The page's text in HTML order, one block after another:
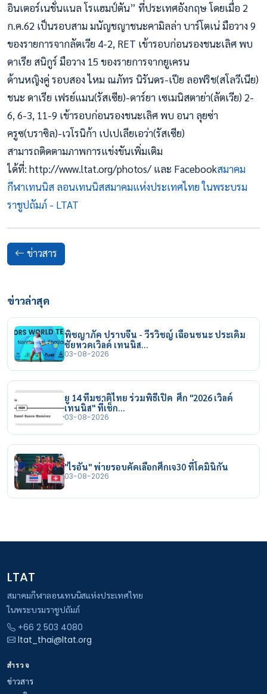
อินเตอร์เนชั่นแนล โรแฮมป์ตัน” ที่ประเทศอังกฤษ โดยเมื่อ 2
ก.ค.62 เป็นรอบสาม มนัญชญาชนะคามิลล่า บาร์โตเน่ มือวาง 9
ของรายการจากลัตเวีย 4-2, RET เข้ารอบก่อนรองชนะเลิศ พบ
ดาเรีย สนิกูร์ มือวาง 15 ของรายการจากยูเครน
ด้านหญิงคู่ รอบสอง ไหม ณภัทร นิรันดร-เปีย ลอฟริช(สโลวีเนีย)
ชนะ ดาเรีย เฟรย์แมน(รัสเซีย)-ดาร์ยา เซเมนิสตาย่า(ลัตเวีย) 2-
6, 6-3, 11-9 เข้ารอบก่อนรองชนะเลิศ พบ อนา ลุยซ่า
ครูซ(บราซิล)-เวโรนิก้า เปเปเลียเอว่า(รัสเซีย)
สามารถติดตามภาพการแข่งขันเพิ่มเติม
ได้ที่: http://www.ltat.org/photos/ และ Facebookสมาคม
กีฬาเทนนิส ลอนเทนนิสสมาคมแห่งประเทศไทย ในพระบรม
ราชูปถัมภ์ - LTAT
ข่าวสาร
ข่าวล่าสุด
พิชญาภัค ปราบจีน - วีรวิชญ์ เฉือนชนะ ประเดิม
ชัยหวดเวิลด์ เทนนิส…
03-08-2026
ยู 14 ทีมชาติไทย ร่วมพิธีเปิด ศึก "2026 เวิลด์
เทนนิส" ที่เช็ก…
03-08-2026
"ไรอัน" พ่ายรอบคัดเลือกศึกเจ30 ที่โดมินิกัน
03-08-2026
LTAT
สมาคมกีฬาลอนเทนนิสแห่งประเทศไทย
ในพระบรมราชูปถัมภ์
+66 2 503 4080
ltat_thai@ltat.org
สำรวจ
ข่าวสาร